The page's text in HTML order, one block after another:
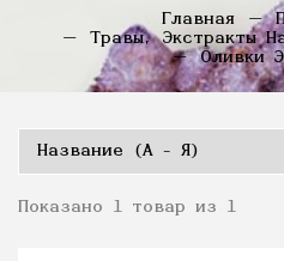
Главная
Травы, Экстракты
Оливки
Показано 1 товар из 1